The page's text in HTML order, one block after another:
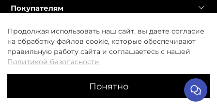
Покупателям
Информация
Справочник
© 2025 Любое использование контента без письменного
Продолжая использовать наш сайт, вы даете согласие
на обработку файлов cookie, которые обеспечивают
правильную работу сайта и соглашаетесь с нашей
Политикой безопасности
Понятно